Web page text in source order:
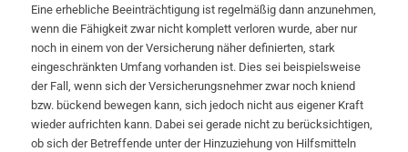
Eine erhebliche Beeinträchtigung ist regelmäßig dann anzunehmen,
wenn die Fähigkeit zwar nicht komplett verloren wurde, aber nur
noch in einem von der Versicherung näher definierten, stark
eingeschränkten Umfang vorhanden ist. Dies sei beispielsweise
der Fall, wenn sich der Versicherungsnehmer zwar noch kniend
bzw. bückend bewegen kann, sich jedoch nicht aus eigener Kraft
wieder aufrichten kann. Dabei sei gerade nicht zu berücksichtigen,
ob sich der Betreffende unter der Hinzuziehung von Hilfsmitteln